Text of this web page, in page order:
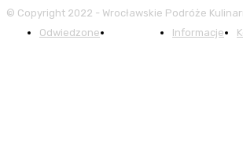
© Copyright 2022 - Wrocławskie Podróże
Odwiedzone
Informacje